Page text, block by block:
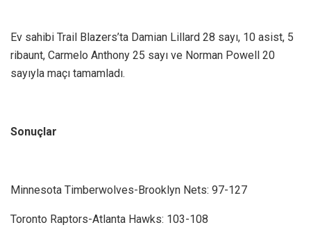
Ev sahibi Trail Blazers’ta Damian Lillard 28 sayı, 10 asist, 5
ribaunt, Carmelo Anthony 25 sayı ve Norman Powell 20
sayıyla maçı tamamladı.
Sonuçlar
Minnesota Timberwolves-Brooklyn Nets: 97-127
Toronto Raptors-Atlanta Hawks: 103-108